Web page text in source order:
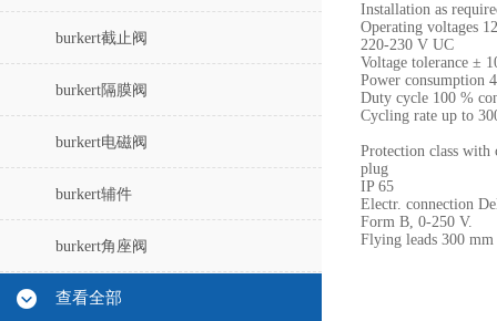
burkert截止阀
burkert隔膜阀
burkert电磁阀
burkert辅件
burkert角座阀
查看全部
Installation as
Operating voltages
220-230 V UC
Voltage tolerance ±
Power consumption
Duty cycle 100 %
Cycling rate up to
Protection class with
plug
IP 65
Electr. connection
Form B, 0-250 V.
Flying leads 300 mm